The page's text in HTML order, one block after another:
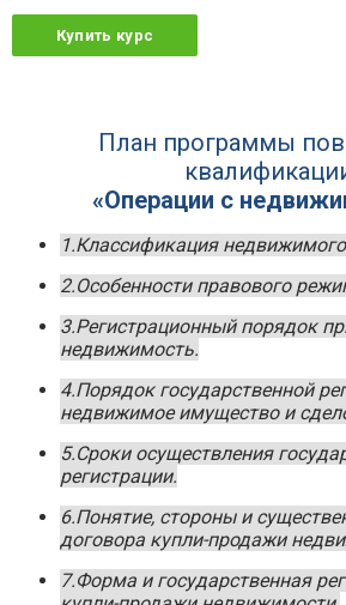
Купить курс
План программы
«Операции с
1.Классификация
2.Особенности правового
3.Регистрационный порядок
недвижимость.
4.Порядок государственной
недвижимое имущество и
5.Сроки осуществления
регистрации.
6.Понятие, стороны и
договора купли-продажи
7.Форма и государственная